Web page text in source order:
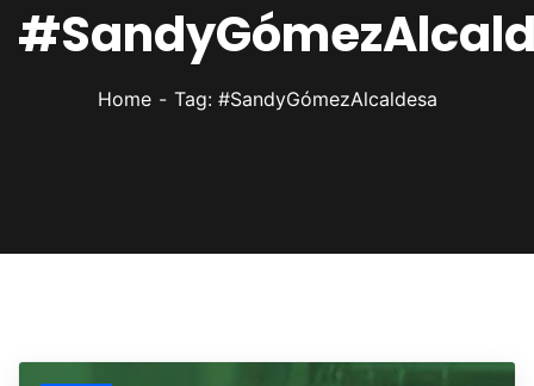
Home Tag: #SandyGómezAlcaldesa